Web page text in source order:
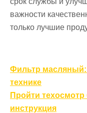
важности
только лучшие
по
записям
Фильтр масляный:
технике
Пройти
инструкция